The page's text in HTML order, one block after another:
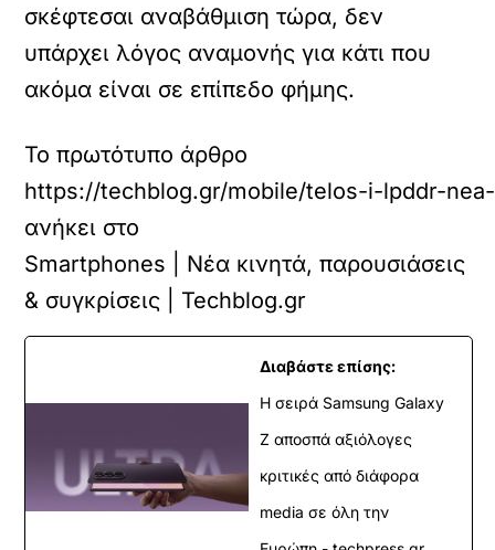
σκέφτεσαι αναβάθμιση τώρα, δεν
υπάρχει λόγος αναμονής για κάτι που
ακόμα είναι σε επίπεδο φήμης.
Το πρωτότυπο άρθρο
https://techblog.gr/mobile/telos-i-lpddr-
ανήκει στο
Smartphones | Νέα κινητά, παρουσιάσεις
& συγκρίσεις | Techblog.gr
Διαβάστε επίσης:
Η σειρά Samsung Galaxy
Z αποσπά αξιόλογες
κριτικές από διάφορα
media σε όλη την